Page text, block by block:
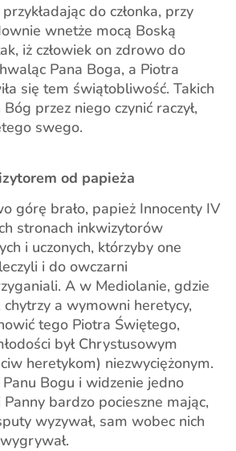
do członka, przy
wnetże mocą Boską
iż człowiek on zdrowo do
Pana Boga, a Piotra
się tem świątobliwość. Takich
przez niego czynić raczył,
swego.
od papieża
górę brało, papież Innocenty IV
stronach inkwizytorów
i uczonych, którzyby one
i do owczarni
A w Mediola­nie, gdzie
a wymowni heretycy,
tego Piotra Świętego,
był Chrystusowym
heretykom) niezwyciężonym.
Bogu i widzenie jedno
bardzo pocieszne mając,
wyzywał, sam wobec nich